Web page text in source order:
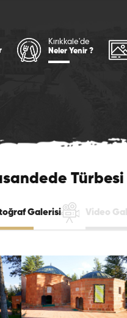
Kırıkkale'de
Neler Yenir ?
Türbesi
Galerisi Video